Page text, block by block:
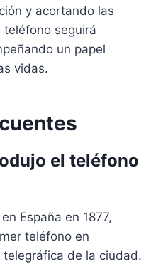
y acortando las
seguirá
un papel
vidas.
el teléfono
España en 1877,
teléfono en
de la ciudad.